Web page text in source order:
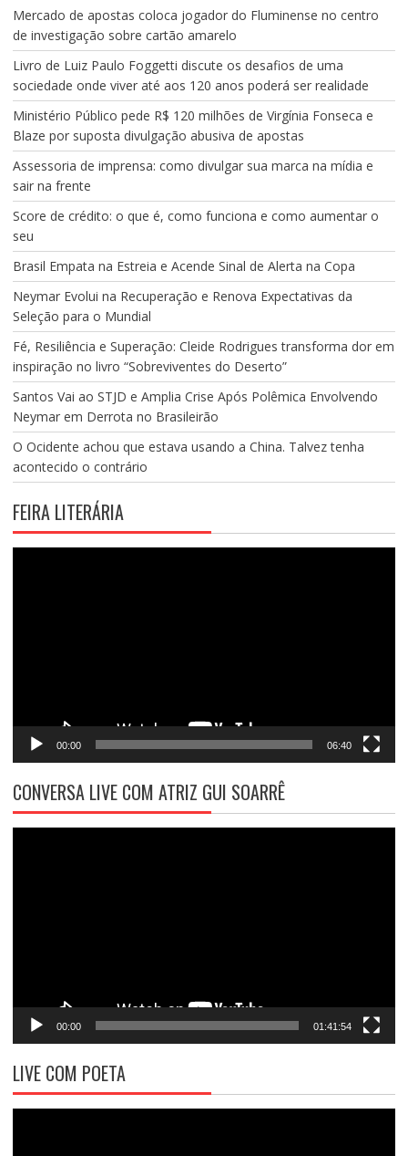
Mercado de apostas coloca jogador do Fluminense no centro
de investigação sobre cartão amarelo
Livro de Luiz Paulo Foggetti discute os desafios de uma
sociedade onde viver até aos 120 anos poderá ser realidade
Ministério Público pede R$ 120 milhões de Virgínia Fonseca e
Blaze por suposta divulgação abusiva de apostas
Assessoria de imprensa: como divulgar sua marca na mídia e
sair na frente
Score de crédito: o que é, como funciona e como aumentar o
seu
Brasil Empata na Estreia e Acende Sinal de Alerta na Copa
Neymar Evolui na Recuperação e Renova Expectativas da
Seleção para o Mundial
Fé, Resiliência e Superação: Cleide Rodrigues transforma dor em
inspiração no livro “Sobreviventes do Deserto”
Santos Vai ao STJD e Amplia Crise Após Polêmica Envolvendo
Neymar em Derrota no Brasileirão
O Ocidente achou que estava usando a China. Talvez tenha
acontecido o contrário
FEIRA LITERÁRIA
00:00 06:40
CONVERSA LIVE COM ATRIZ GUI SOARRÊ
00:00 01:41:54
LIVE COM POETA